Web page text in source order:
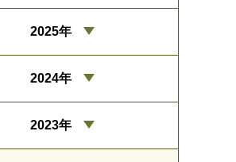
2025年
2024年
2023年